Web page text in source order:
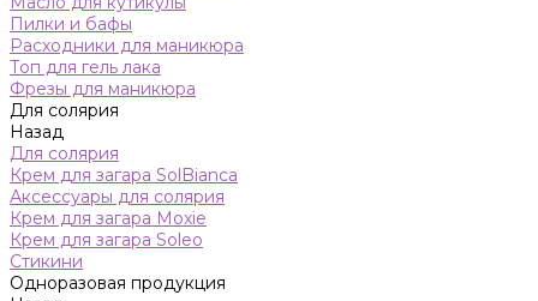
Пилки и бафы
Расходники для маникюра
Топ для гель лака
Фрезы для маникюра
Для солярия
Назад
Для солярия
Крем для загара SolBianca
Аксессуары для солярия
Крем для загара Moxie
Крем для загара Soleo
Стикини
Одноразовая продукция